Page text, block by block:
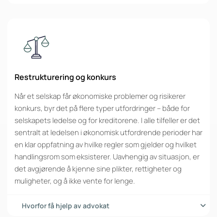
Restrukturering og konkurs
Når et selskap får økonomiske problemer og risikerer
konkurs, byr det på flere typer utfordringer – både for
selskapets ledelse og for kreditorene. I alle tilfeller er det
sentralt at ledelsen i økonomisk utfordrende perioder har
en klar oppfatning av hvilke regler som gjelder og hvilket
handlingsrom som eksisterer. Uavhengig av situasjon, er
det avgjørende å kjenne sine plikter, rettigheter og
muligheter, og å ikke vente for lenge.
Hvorfor få hjelp av advokat